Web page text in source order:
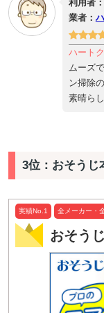
利用者
業者：
ハート
ムーズ
ン掃除
素晴ら
3位：おそうじ
実績No.1 全メーカー・
おそう